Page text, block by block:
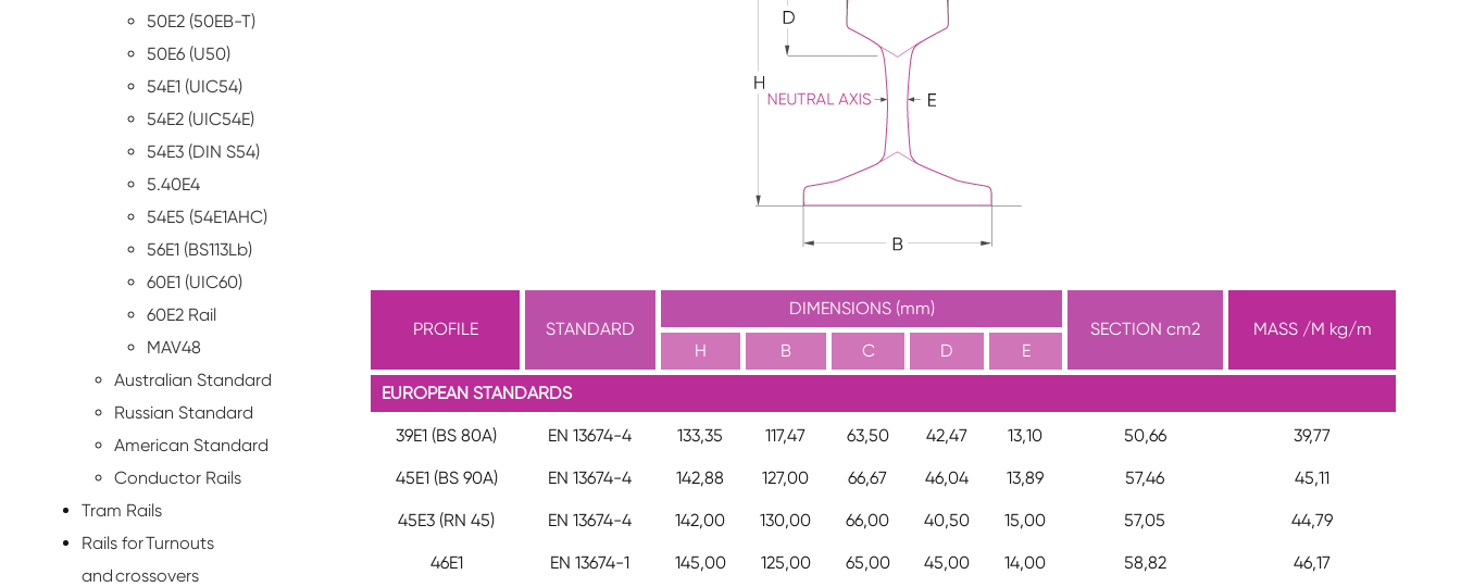
PROFILE STANDARD
DIMENSIONS (mm)
SECTION cm2
MASS /M kg/m
H
B C D E
EUROPEAN STANDARDS
39E1 (BS 80A) EN 13674-4 133,35 117,47 63,50 42,47 13,10 50,66 39,77
45E1 (BS 90A) EN 13674-4 142,88 127,00 66,67 46,04 13,89 57,46 45,11
45E3 (RN 45) EN 13674-4 142,00 130,00 66,00 40,50 15,00 57,05 44,79
46E1 EN 13674-1 145,00 125,00 65,00 45,00 14,00 58,82 46,17
50E2 (50EB-T)
50E6 (U50)
54E1 (UIC54)
54E2 (UIC54E)
54E3 (DIN S54)
5.40E4
54E5 (54E1AHC)
56E1 (BS113Lb)
60E1 (UIC60)
60E2 Rail
MAV48
Australian Standard
Russian Standard
American Standard
Conductor Rails
Tram Rails
Rails for Turnouts
and crossovers